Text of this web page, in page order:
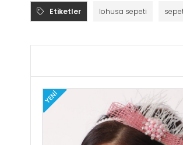
Etiketler lohusa sepeti
YENI